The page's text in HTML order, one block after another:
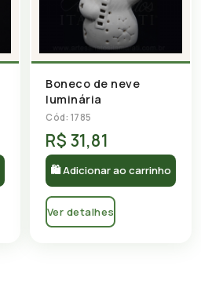
Boneco de neve
luminária
Cód: 1785
R$ 31,81
🛍 Adicionar ao carrinho
Ver detalhes